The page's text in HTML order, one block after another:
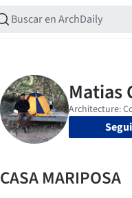
CASA MARIPOSA